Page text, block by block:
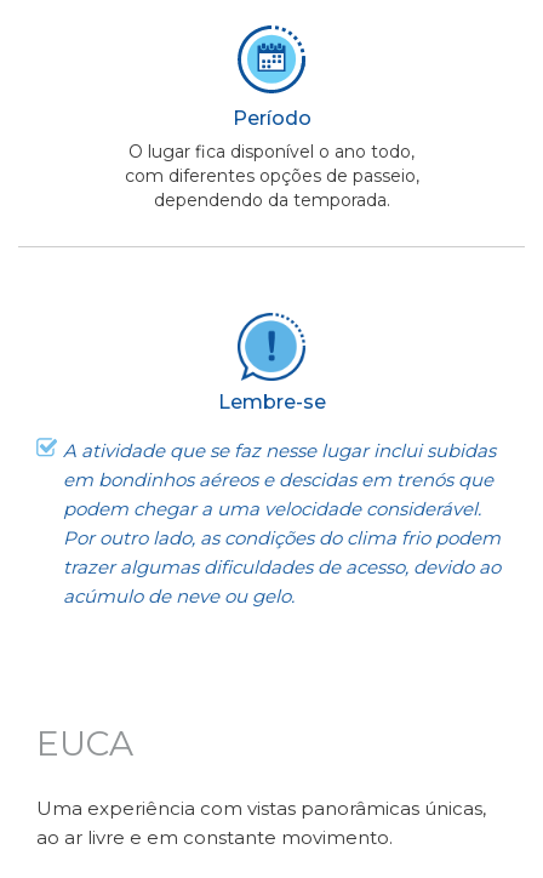
Período
O lugar fica disponível o ano todo,
com diferentes opções de passeio,
dependendo da temporada.
Lembre-se
A atividade que se faz nesse lugar inclui subidas
em bondinhos aéreos e descidas em trenós que
podem chegar a uma velocidade considerável.
Por outro lado, as condições do clima frio podem
trazer algumas dificuldades de acesso, devido ao
acúmulo de neve ou gelo.
EUCA
Uma experiência com vistas panorâmicas únicas,
ao ar livre e em constante movimento.